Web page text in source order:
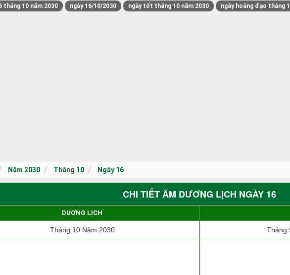
tháng 10 năm 2030 ngày 16/10/2030 ngày tốt tháng 10 năm 2030 ngày hoàng đạo tháng
Năm 2030 Tháng 10 Ngày 16
CHI TIẾT ÂM DƯƠNG LỊCH NGÀY 16
DƯƠNG LỊCH
Tháng 10 Năm 2030 Tháng